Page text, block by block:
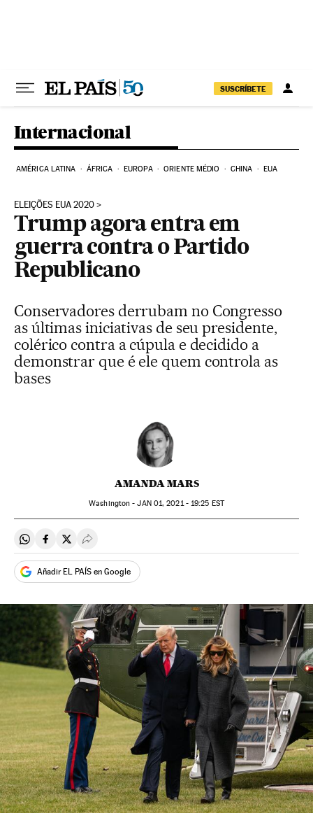
SUSCRÍBETE
Internacional
AMÉRICA LATINA ÁFRICA EUROPA ORIENTE MÉDIO CHINA EUA
ELEIÇÕES EUA 2020
Trump agora entra em
guerra contra o Partido
Republicano
Conservadores derrubam no Congresso
as últimas iniciativas de seu presidente,
colérico contra a cúpula e decidido a
demonstrar que é ele quem controla as
bases
AMANDA MARS
Washington -JAN01, 2021 - 19:25 EST
Compartir en Whatsapp
Compartir en Facebook
Compartir en Twitter
Desplegar Redes Sociales
Añadir EL PAÍS en Google